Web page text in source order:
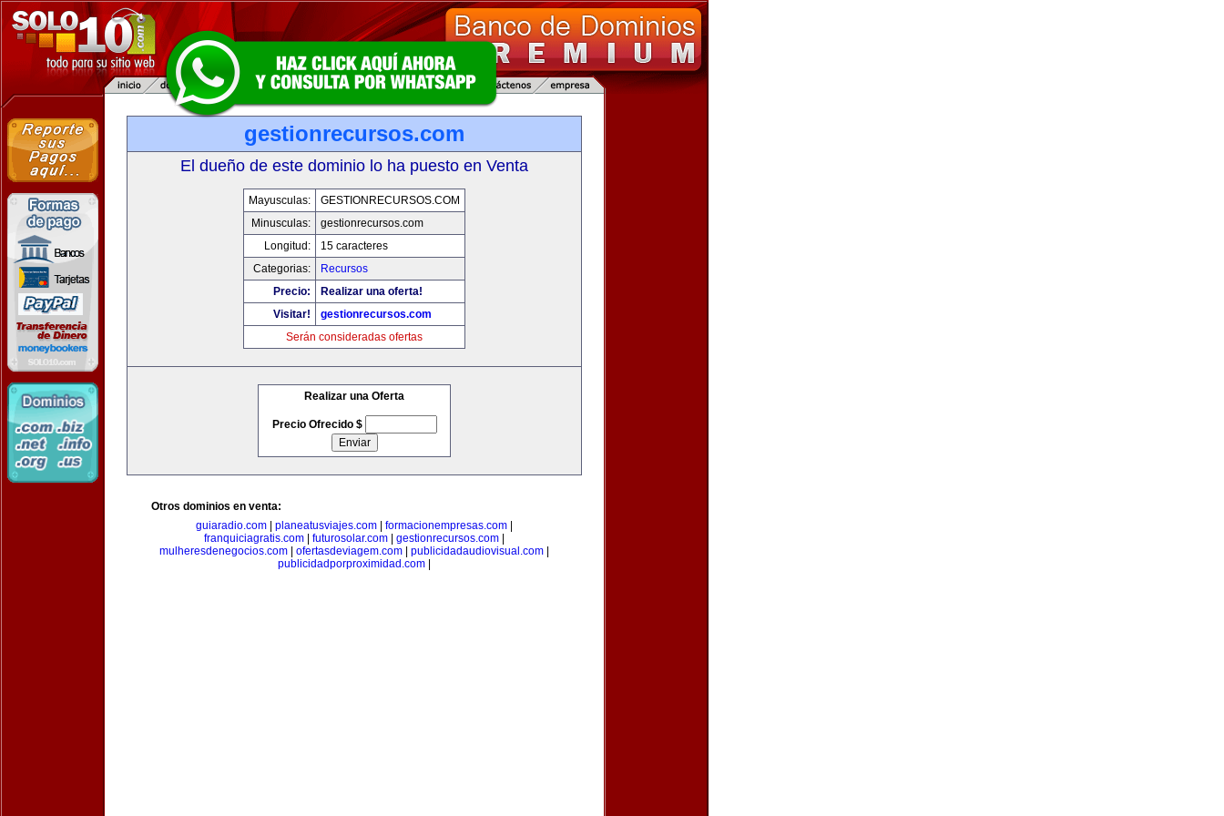
gestionrecursos.com
El dueño de este dominio lo ha puesto en Venta
Mayusculas:
GESTIONRECURSOS.COM
Minusculas:
gestionrecursos.com
Longitud:
15 caracteres
Categorias:
Recursos
Precio:
Realizar una oferta!
Visitar!
gestionrecursos.com
Serán consideradas ofertas
Realizar una Oferta
Precio Ofrecido $
Otros dominios en venta:
guiaradio.com
planeatusviajes.com formacionempresas.com
franquiciagratis.com
futurosolar.com gestionrecursos.com
mulheresdenegocios.com
ofertasdeviagem.com publicidadaudiovisual.com
publicidadporproximidad.com